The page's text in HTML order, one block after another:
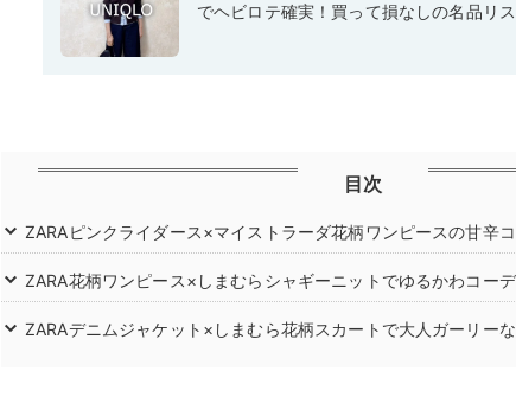
でヘビロテ確実！買って損なしの名品リス
目次
ZARAピンクライダース×マイストラーダ花柄ワンピースの甘辛
ZARA花柄ワンピース×しまむらシャギーニットでゆるかわコーデ
ZARAデニムジャケット×しまむら花柄スカートで大人ガーリー